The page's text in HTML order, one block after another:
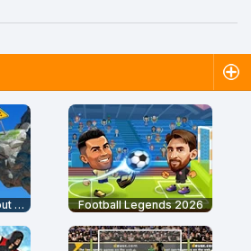
A Difficult Game About Climbing Football Legends 2026